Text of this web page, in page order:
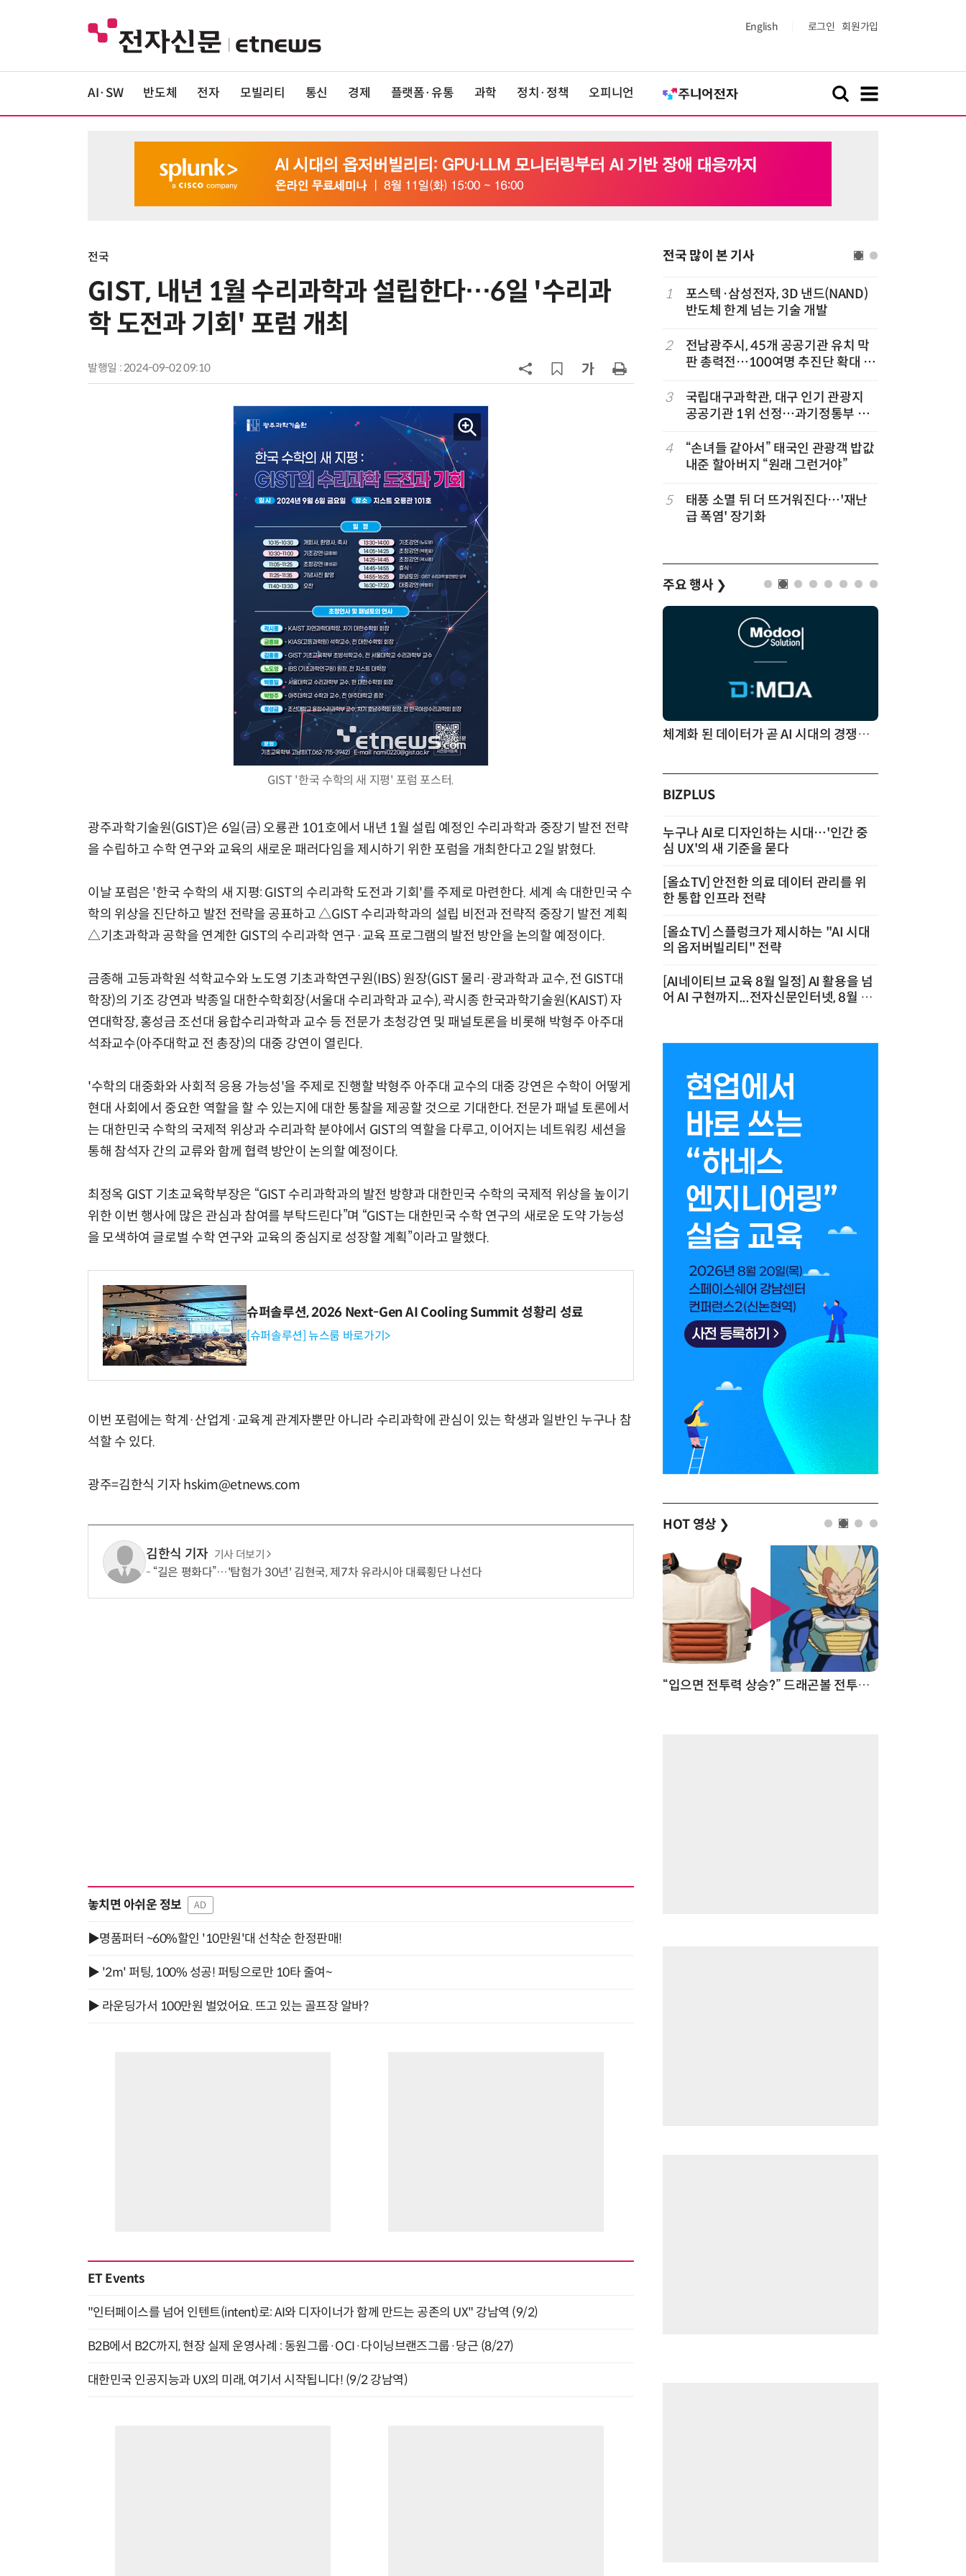
English 로그인 회원가입
AI·SW 반도체 전자 모빌리티 통신 경제 플랫폼·유통 과학 정치·정책 오피니언
전국
GIST, 내년 1월 수리과학과 설립한다…6일 '수리과
학 도전과 기회' 포럼 개최
발행일 : 2024-09-02 09:10
GIST '한국 수학의 새 지평' 포럼 포스터.
광주과학기술원(GIST)은 6일(금) 오룡관 101호에서 내년 1월 설립 예정인 수리과학과 중장기 발전 전략
을 수립하고 수학 연구와 교육의 새로운 패러다임을 제시하기 위한 포럼을 개최한다고 2일 밝혔다.
이날 포럼은 '한국 수학의 새 지평: GIST의 수리과학 도전과 기회'를 주제로 마련한다. 세계 속 대한민국 수
학의 위상을 진단하고 발전 전략을 공표하고 △GIST 수리과학과의 설립 비전과 전략적 중장기 발전 계획
△기초과학과 공학을 연계한 GIST의 수리과학 연구·교육 프로그램의 발전 방안을 논의할 예정이다.
금종해 고등과학원 석학교수와 노도영 기초과학연구원(IBS) 원장(GIST 물리·광과학과 교수, 전 GIST대
학장)의 기조 강연과 박종일 대한수학회장(서울대 수리과학과 교수), 곽시종 한국과학기술원(KAIST) 자
연대학장, 홍성금 조선대 융합수리과학과 교수 등 전문가 초청강연 및 패널토론을 비롯해 박형주 아주대
석좌교수(아주대학교 전 총장)의 대중 강연이 열린다.
'수학의 대중화와 사회적 응용 가능성'을 주제로 진행할 박형주 아주대 교수의 대중 강연은 수학이 어떻게
현대 사회에서 중요한 역할을 할 수 있는지에 대한 통찰을 제공할 것으로 기대한다. 전문가 패널 토론에서
는 대한민국 수학의 국제적 위상과 수리과학 분야에서 GIST의 역할을 다루고, 이어지는 네트워킹 세션을
통해 참석자 간의 교류와 함께 협력 방안이 논의할 예정이다.
최정옥 GIST 기초교육학부장은 “GIST 수리과학과의 발전 방향과 대한민국 수학의 국제적 위상을 높이기
위한 이번 행사에 많은 관심과 참여를 부탁드린다”며 “GIST는 대한민국 수학 연구의 새로운 도약 가능성
을 모색하여 글로벌 수학 연구와 교육의 중심지로 성장할 계획”이라고 말했다.
슈퍼솔루션, 2026 Next-Gen AI Cooling Summit 성황리 성료
[슈퍼솔루션] 뉴스룸 바로가기>
이번 포럼에는 학계·산업계·교육계 관계자뿐만 아니라 수리과학에 관심이 있는 학생과 일반인 누구나 참
석할 수 있다.
광주=김한식 기자 hskim@etnews.com
김한식 기자 기사 더보기
“길은 평화다”…'탐험가 30년' 김현국, 제7차 유라시아 대륙횡단 나선다
놓치면 아쉬운 정보 AD
▶명품퍼터 ~60%할인 '10만원'대 선착순 한정판매!
▶ '2m' 퍼팅, 100% 성공! 퍼팅으로만 10타 줄여~
▶ 라운딩가서 100만원 벌었어요. 뜨고 있는 골프장 알바?
ET Events
"인터페이스를 넘어 인텐트(intent)로: AI와 디자이너가 함께 만드는 공존의 UX" 강남역 (9/2)
B2B에서 B2C까지, 현장 실제 운영사례 : 동원그룹·OCI·다이닝브랜즈그룹·당근 (8/27)
대한민국 인공지능과 UX의 미래, 여기서 시작됩니다! (9/2 강남역)
전국 많이 본 기사
6
KIST, 기존 반도체 공정으로 전기·
긴급 점검회의…전방위 총력전
로”…포항TP, 한·중 '피지컬 AI' 글
로벌 협력 속도
9
[르포]아이들이 직접 첨단 전자현미
경 다루며 과학원리 체득...과학체험
제공 '주니어닥터' 현장
AI 반도체가 데이터 변화 맞춰 반
응...KAIST, '카멜레온 AI 반도체' 개
발
1
포스텍·삼성전자, 3D 낸드(NAND)
반도체 한계 넘는 기술 개발
2
전남광주시, 45개 공공기관 유치 막
판 총력전…100여명 추진단 확대 개
3
국립대구과학관, 대구 인기 관광지
공공기관 1위 선정…과기정통부 기
겹경사
4
“손녀들 같아서” 태국인 관광객 밥값
내준 할아버지 “원래 그런거야”
5
태풍 소멸 뒤 더 뜨거워진다…'재난
급 폭염' 장기화
주요 행사 ❯
AI Native Enterprise를 지원하는 AI Ready Data 플랫폼 활용 전략 체계화 된 데이터가 곧 AI 시대의 경쟁력이다
BIZPLUS
누구나 AI로 디자인하는 시대…'인간 중
심 UX'의 새 기준을 묻다
[올쇼TV] 안전한 의료 데이터 관리를 위
한 통합 인프라 전략
[올쇼TV] 스플렁크가 제시하는 "AI 시대
의 옵저버빌리티" 전략
[AI네이티브 교육 8월 일정] AI 활용을 넘
어 AI 구현까지...전자신문인터넷, 8월 실
HOT 영상 ❯
“입으면 전투력 상승?” 드래곤볼 전투복 닮은 중량조끼